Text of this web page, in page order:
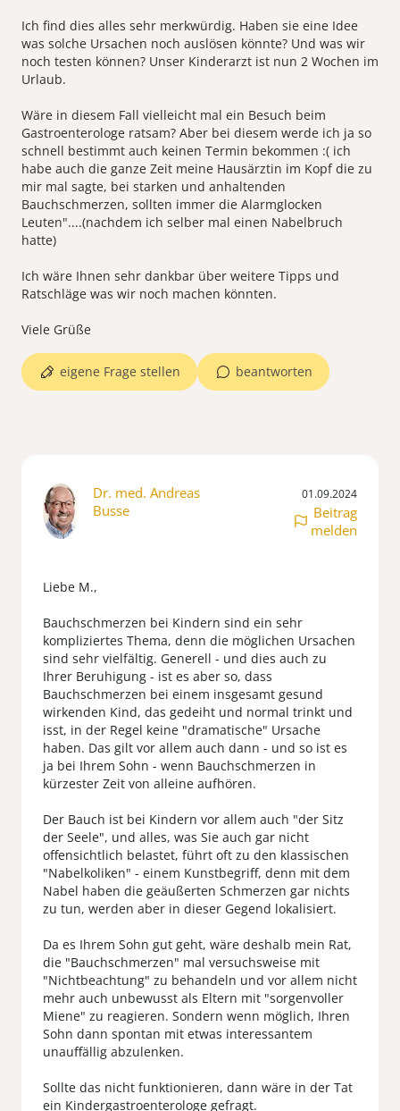
Ich find dies alles sehr merkwürdig. Haben sie eine Idee
was solche Ursachen noch auslösen könnte? Und was wir
noch testen können? Unser Kinderarzt ist nun 2 Wochen im
Urlaub.
Wäre in diesem Fall vielleicht mal ein Besuch beim
Gastroenterologe ratsam? Aber bei diesem werde ich ja so
schnell bestimmt auch keinen Termin bekommen :( ich
habe auch die ganze Zeit meine Hausärztin im Kopf die zu
mir mal sagte, bei starken und anhaltenden
Bauchschmerzen, sollten immer die Alarmglocken
Leuten"....(nachdem ich selber mal einen Nabelbruch
hatte)
Ich wäre Ihnen sehr dankbar über weitere Tipps und
Ratschläge was wir noch machen könnten.
beantworten
eigene Frage stellen
Dr. med. Andreas
Busse
01.09.2024
Beitrag
melden
Liebe M.,
Bauchschmerzen bei Kindern sind ein sehr
kompliziertes Thema, denn die möglichen Ursachen
sind sehr vielfältig. Generell - und dies auch zu
Ihrer Beruhigung - ist es aber so, dass
Bauchschmerzen bei einem insgesamt gesund
wirkenden Kind, das gedeiht und normal trinkt und
isst, in der Regel keine "dramatische" Ursache
haben. Das gilt vor allem auch dann - und so ist es
ja bei Ihrem Sohn - wenn Bauchschmerzen in
kürzester Zeit von alleine aufhören.
Der Bauch ist bei Kindern vor allem auch "der Sitz
der Seele", und alles, was Sie auch gar nicht
offensichtlich belastet, führt oft zu den klassischen
"Nabelkoliken" - einem Kunstbegriff, denn mit dem
Nabel haben die geäußerten Schmerzen gar nichts
zu tun, werden aber in dieser Gegend lokalisiert.
Da es Ihrem Sohn gut geht, wäre deshalb mein Rat,
die "Bauchschmerzen" mal versuchsweise mit
"Nichtbeachtung" zu behandeln und vor allem nicht
mehr auch unbewusst als Eltern mit "sorgenvoller
Miene" zu reagieren. Sondern wenn möglich, Ihren
Sohn dann spontan mit etwas interessantem
unauffällig abzulenken.
Sollte das nicht funktionieren, dann wäre in der Tat
ein Kindergastroenterologe gefragt.